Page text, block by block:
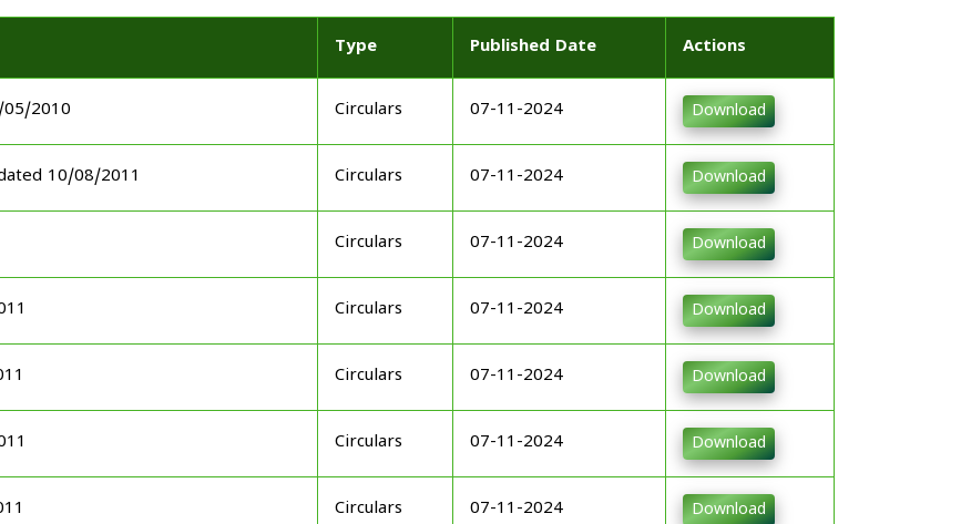
Type Published Date Actions
2010 Circulars 07-11-2024 Download
10/08/2011 Circulars 07-11-2024 Download
Circulars 07-11-2024 Download
Circulars 07-11-2024 Download
Circulars 07-11-2024 Download
Circulars 07-11-2024 Download
Circulars 07-11-2024 Download